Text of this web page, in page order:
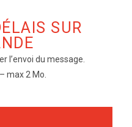
SUR
l’envoi du message.
max 2 Mo.